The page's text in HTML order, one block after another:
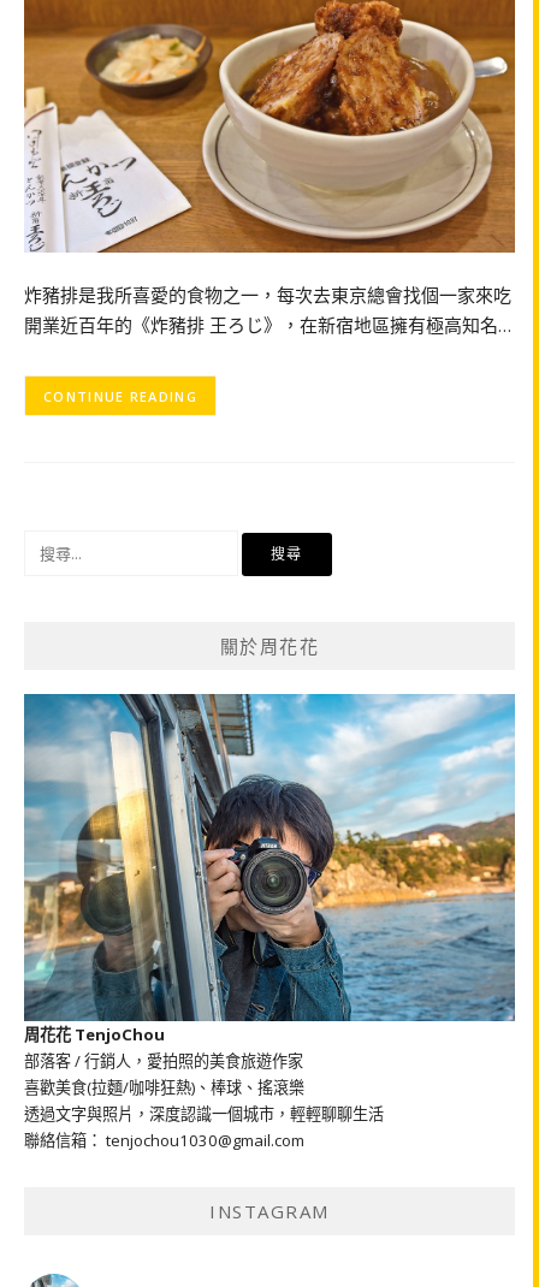
炸豬排是我所喜愛的食物之一，每次去東京總會找個一家來吃
開業近百年的《炸豬排 王ろじ》，在新宿地區擁有極高知名…
CONTINUE READING
關於周花花
周花花 TenjoChou
部落客 / 行銷人，愛拍照的美食旅遊作家
喜歡美食(拉麵/咖啡狂熱)、棒球、搖滾樂
透過文字與照片，深度認識一個城市，輕輕聊聊生活
聯絡信箱： tenjochou1030@gmail.com
INSTAGRAM